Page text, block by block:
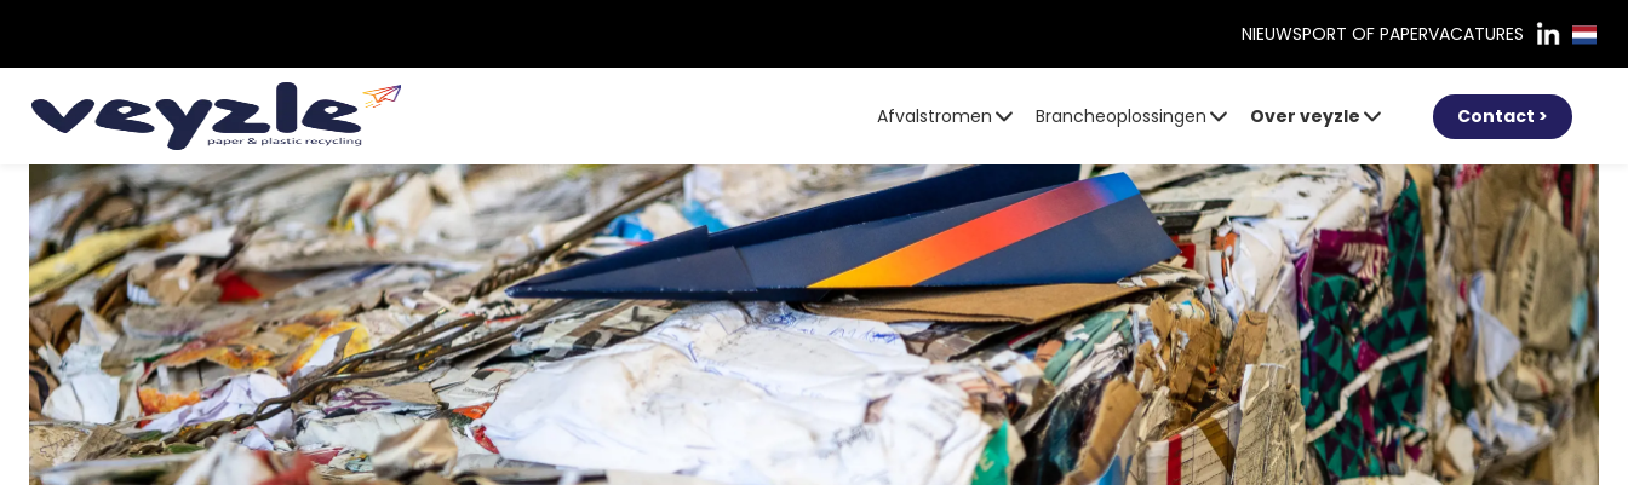
NIEUWSPORT OF PAPERVACATURES
Afvalstromen Brancheoplossingen Over veyzle Contact >